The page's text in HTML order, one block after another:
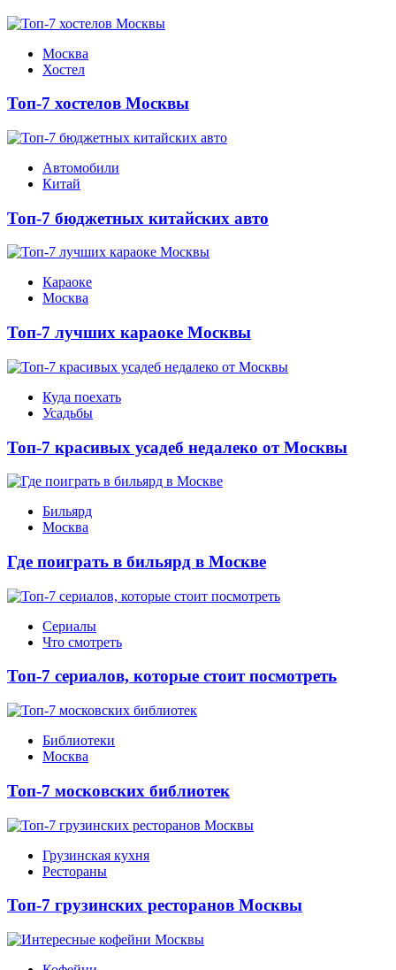
Москва
Хостел
Топ-7 хостелов Москвы
Автомобили
Китай
Топ-7 бюджетных китайских авто
Караоке
Москва
Топ-7 лучших караоке Москвы
Куда поехать
Усадьбы
Топ-7 красивых усадеб недалеко от Москвы
Бильярд
Москва
Где поиграть в бильярд в Москве
Сериалы
Что смотреть
Топ-7 сериалов, которые стоит посмотреть
Библиотеки
Москва
Топ-7 московских библиотек
Грузинская кухня
Рестораны
Топ-7 грузинских ресторанов Москвы